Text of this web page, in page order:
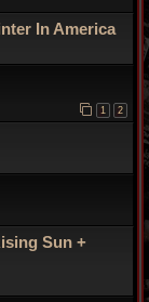
In America
1 2
Sun +